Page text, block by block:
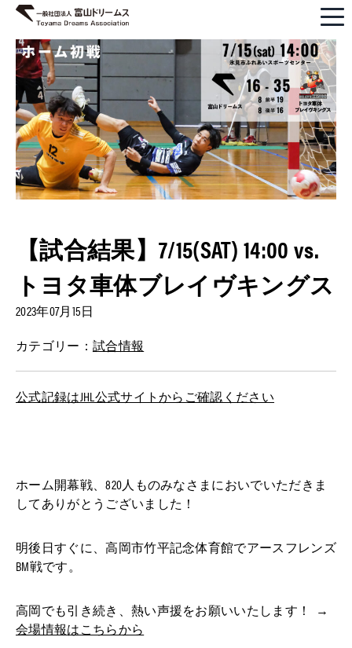
【試合結果】7/15(SAT) 14:00 vs.
トヨタ車体ブレイヴキングス
2023年07月15日
カテゴリー： 試合情報
公式記録はJHL公式サイトからご確認ください
ホーム開幕戦、820人ものみなさまにおいでいただきま
してありがとうございました！
明後日すぐに、高岡市竹平記念体育館でアースフレンズ
BM戦です。
高岡でも引き続き、熱い声援をお願いいたします！ →
会場情報はこちらから